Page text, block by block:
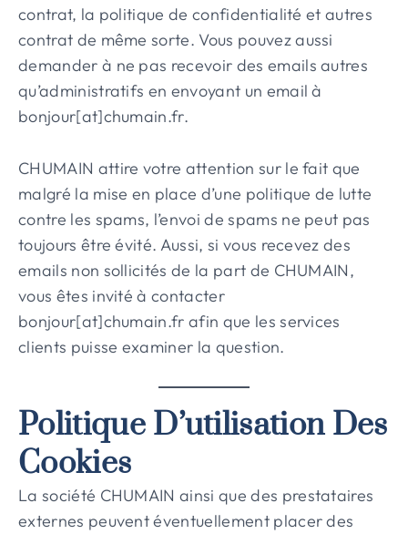
contrat, la politique de confidentialité et autres
contrat de même sorte. Vous pouvez aussi
demander à ne pas recevoir des emails autres
qu’administratifs en envoyant un email à
bonjour[at]chumain.fr.
CHUMAIN attire votre attention sur le fait que
malgré la mise en place d’une politique de lutte
contre les spams, l’envoi de spams ne peut pas
toujours être évité. Aussi, si vous recevez des
emails non sollicités de la part de CHUMAIN,
vous êtes invité à contacter
bonjour[at]chumain.fr afin que les services
clients puisse examiner la question.
Politique D’utilisation Des
Cookies
La société CHUMAIN ainsi que des prestataires
externes peuvent éventuellement placer des